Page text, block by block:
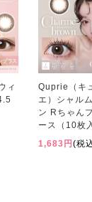
ィ
Quprie（キ
エ）シャル
ン Rちゃん
ース（10枚
1,683円 (税